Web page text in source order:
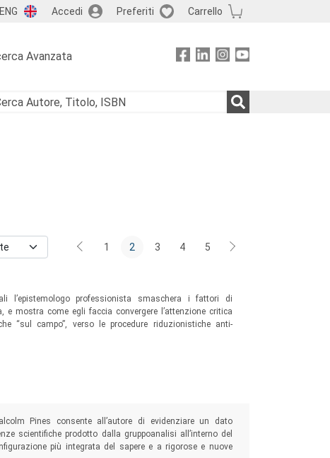
ENG Accedi Preferiti Carrello
Avanzata
1 2 3 4 5
l’epistemologo professionista smaschera i fattori di
e mostra come egli faccia convergere l’attenzione critica
“sul campo”, verso le procedure riduzionistiche anti-
Pines consente all’autore di evidenziare un dato
scientifiche prodotto dalla gruppoanalisi all’interno del
più integrata del sapere e a rigorose e nuove